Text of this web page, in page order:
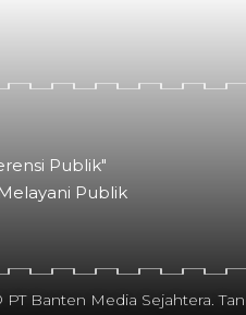
Publik"
Publik
PT Banten Media Sejahtera.